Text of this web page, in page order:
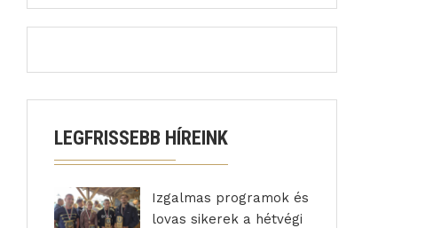
LEGFRISSEBB HÍREINK
Izgalmas programok és
lovas sikerek a hétvégi